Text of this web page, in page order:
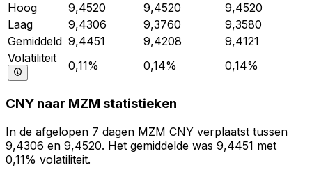
Hoog
9,4520 9,4520
9,4520
Laag
9,4306 9,3760
9,3580
Gemiddeld 9,4451 9,4208
9,4121
Volatiliteit
0,11% 0,14% 0,14%
CNY naar MZM statistieken
In de afgelopen 7 dagen MZM CNY verplaatst tussen
9,4306 en 9,4520. Het gemiddelde was 9,4451 met
0,11% volatiliteit.